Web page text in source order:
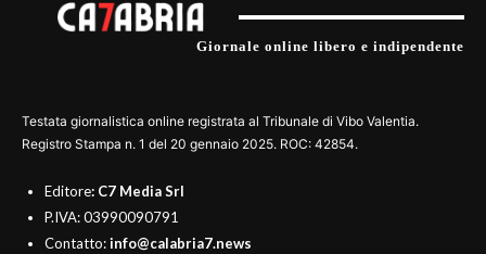
Giornale online libero e indipendente
Testata giornalistica online registrata al Tribunale di Vibo Valentia.
Registro Stampa n. 1 del 20 gennaio 2025. ROC: 42854.
Editore: C7 Media Srl
P.IVA: 03990090791
Contatto:info@calabria7.news